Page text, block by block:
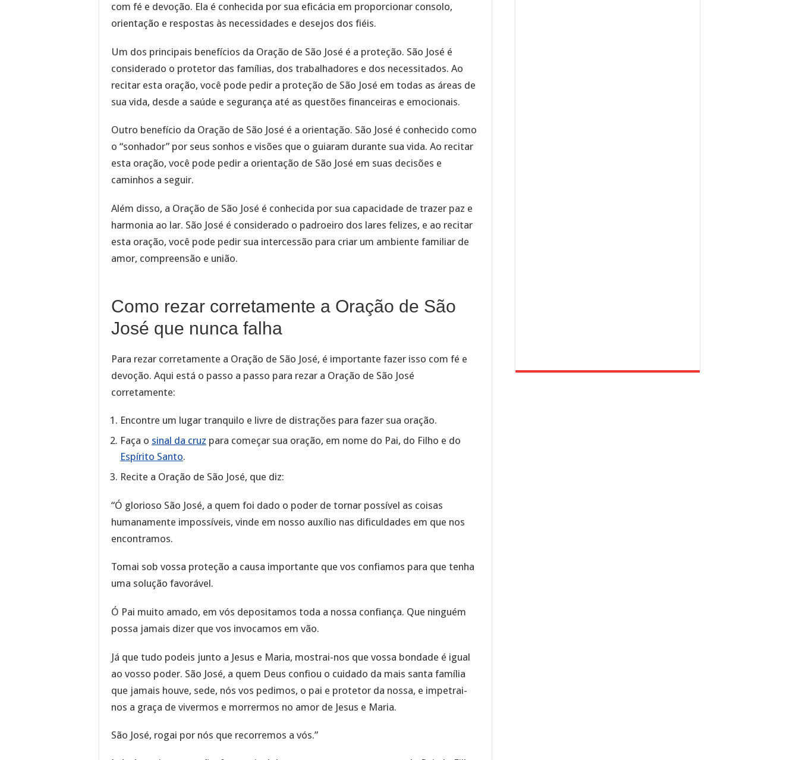
com fé e devoção. Ela é conhecida por sua eficácia em proporcionar consolo,
orientação e respostas às necessidades e desejos dos fiéis.
Um dos principais benefícios da Oração de São José é a proteção. São José é
considerado o protetor das famílias, dos trabalhadores e dos necessitados. Ao
recitar esta oração, você pode pedir a proteção de São José em todas as áreas de
sua vida, desde a saúde e segurança até as questões financeiras e emocionais.
Outro benefício da Oração de São José é a orientação. São José é conhecido como
o “sonhador” por seus sonhos e visões que o guiaram durante sua vida. Ao recitar
esta oração, você pode pedir a orientação de São José em suas decisões e
caminhos a seguir.
Além disso, a Oração de São José é conhecida por sua capacidade de trazer paz e
harmonia ao lar. São José é considerado o padroeiro dos lares felizes, e ao recitar
esta oração, você pode pedir sua intercessão para criar um ambiente familiar de
amor, compreensão e união.
Como rezar corretamente a Oração de São
José que nunca falha
Para rezar corretamente a Oração de São José, é importante fazer isso com fé e
devoção. Aqui está o passo a passo para rezar a Oração de São José
corretamente:
Encontre um lugar tranquilo e livre de distrações para fazer sua oração.
Faça o sinal da cruz para começar sua oração, em nome do Pai, do Filho e do
Espírito Santo.
Recite a Oração de São José, que diz:
“Ó glorioso São José, a quem foi dado o poder de tornar possível as coisas
humanamente impossíveis, vinde em nosso auxílio nas dificuldades em que nos
encontramos.
Tomai sob vossa proteção a causa importante que vos confiamos para que tenha
uma solução favorável.
Ó Pai muito amado, em vós depositamos toda a nossa confiança. Que ninguém
possa jamais dizer que vos invocamos em vão.
Já que tudo podeis junto a Jesus e Maria, mostrai-nos que vossa bondade é igual
ao vosso poder. São José, a quem Deus confiou o cuidado da mais santa família
que jamais houve, sede, nós vos pedimos, o pai e protetor da nossa, e impetrai-
nos a graça de vivermos e morrermos no amor de Jesus e Maria.
São José, rogai por nós que recorremos a vós.”